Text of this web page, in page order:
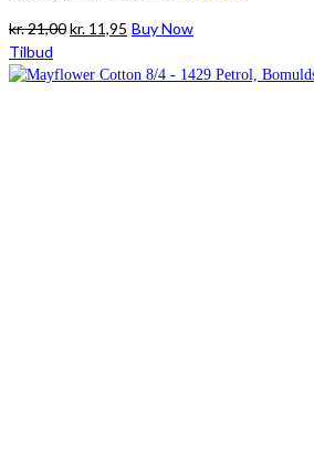
kr.21,00Den
pris
kr. 11,95 Den
pris
Buy Now
Tilbud